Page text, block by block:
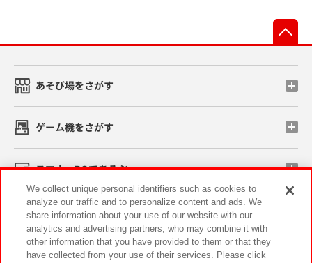
あそび場をさがす
ゲーム機をさがす
スマホ・PCであそぶ
イベント・キャンペーン
We collect unique personal identifiers such as cookies to
analyze our traffic and to personalize content and ads. We
share information about your use of our website with our
analytics and advertising partners, who may combine it with
other information that you have provided to them or that they
have collected from your use of their services. Please click